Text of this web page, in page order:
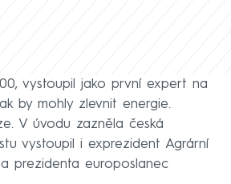
vystoupil jako první expert na
by mohly zlevnit energie.
V úvodu zazněla česká
vystoupil i exprezident Agrární
prezidenta europoslanec